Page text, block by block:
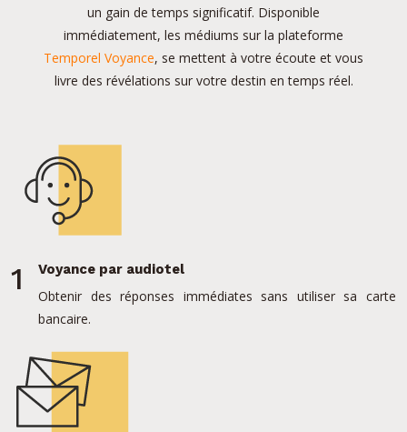
un gain de temps significatif. Disponible
immédiatement, les médiums sur la plateforme
Temporel Voyance, se mettent à votre écoute et vous
livre des révélations sur votre destin en temps réel.
1 Voyance par audiotel
Obtenir des réponses immédiates sans utiliser sa carte
bancaire.